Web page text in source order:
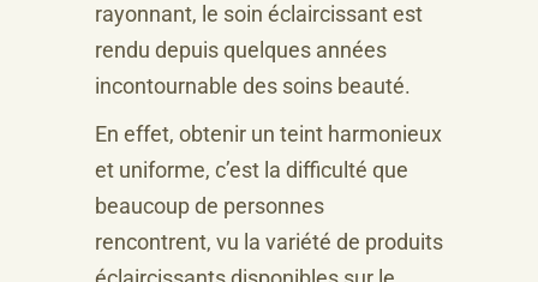
rayonnant, le soin éclaircissant est
rendu depuis quelques années
incontournable des soins beauté.
En effet, obtenir un teint harmonieux
et uniforme, c’est la difficulté que
beaucoup de personnes
rencontrent, vu la variété de produits